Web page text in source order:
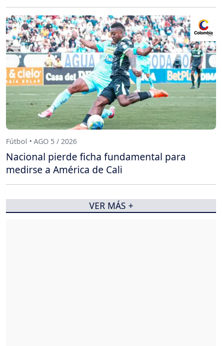
Fútbol • AGO 5 / 2026
Nacional pierde ficha fundamental para
medirse a América de Cali
VER MÁS +